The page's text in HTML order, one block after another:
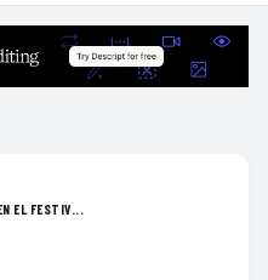
EL FESTIV...